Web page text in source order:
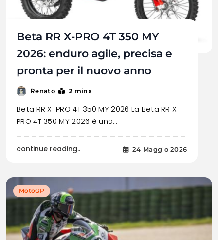
Beta RR X-PRO 4T 350 MY
2026: enduro agile, precisa e
pronta per il nuovo anno
Renato 2 mins
Beta RR X-PRO 4T 350 MY 2026 La Beta RR X-
PRO 4T 350 MY 2026 è una…
continue reading.. 24 Maggio 2026
MotoGP